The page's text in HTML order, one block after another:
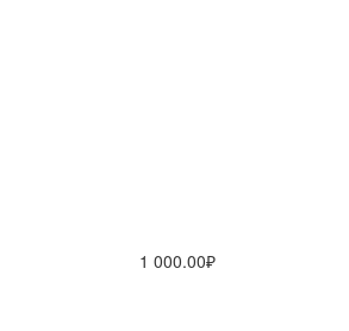
1 000.00₽